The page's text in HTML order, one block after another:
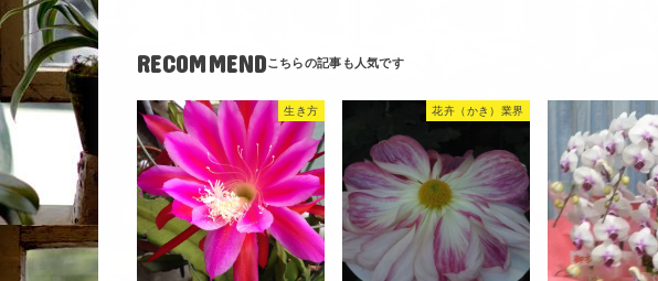
RECOMMEND
生き方 花卉（かき）業界